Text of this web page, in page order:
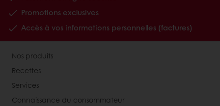
Promotions exclusives
Accès à vos informations personnelles (factures)
Nos produits
Recettes
Services
Connaissance du consommateur